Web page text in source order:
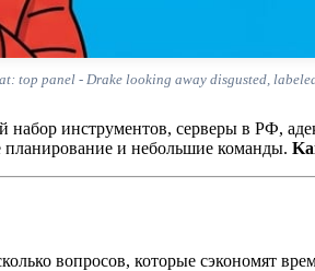
top panel - Drake looking away disgusted,
инструментов, серверы в РФ,
и небольшие команды.
вопросов, которые сэкономят